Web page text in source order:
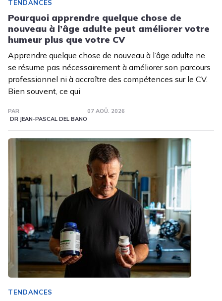
TENDANCES
Pourquoi apprendre quelque chose de
nouveau à l’âge adulte peut améliorer votre
humeur plus que votre CV
Apprendre quelque chose de nouveau à l’âge adulte ne
se résume pas nécessairement à améliorer son parcours
professionnel ni à accroître des compétences sur le CV.
Bien souvent, ce qui
PAR
DR JEAN-PASCAL DEL BANO
07 AOÛ. 2026
TENDANCES